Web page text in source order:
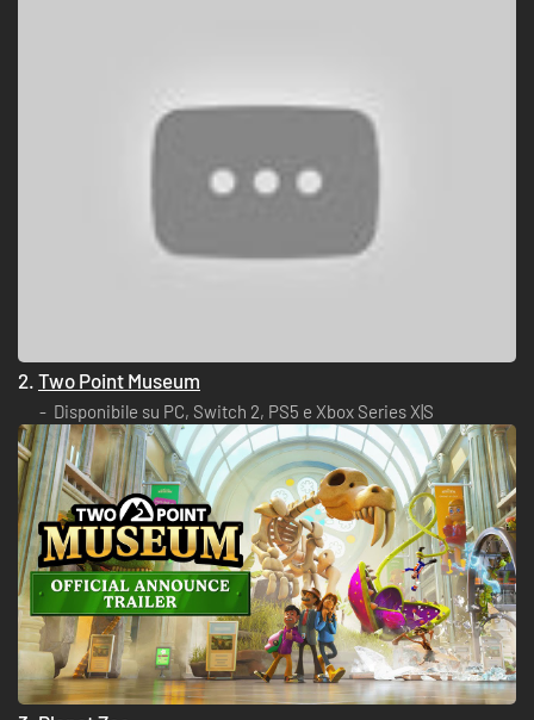
2. Two Point Museum
Disponibile su PC, Switch 2, PS5 e Xbox Series X|S